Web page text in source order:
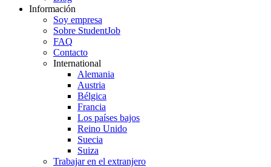
Información
Soy empresa
Sobre StudentJob
FAQ
Contacto
International
Alemania
Austria
Bélgica
Francia
Los países bajos
Reino Unido
Suecia
Suiza
Trabajar en el extranjero